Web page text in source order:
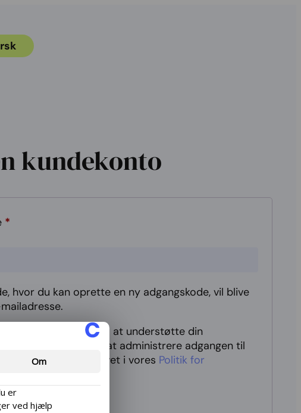
kundekonto
*
hvor du kan oprette en ny adgangskode, vil blive
data vil blive brugt til at understøtte din
på webshoppen, til at administrere adgangen til
andre formål beskrevet i vores Politik for
Om
er
ved hjælp